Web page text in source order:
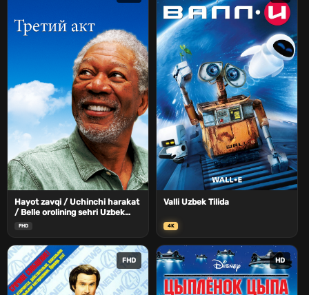
Hayot zavqi / Uchinchi harakat
/ Belle orolining sehri Uzbek
Tilida
FHD
Valli Uzbek Tilida
4K
FHD HD